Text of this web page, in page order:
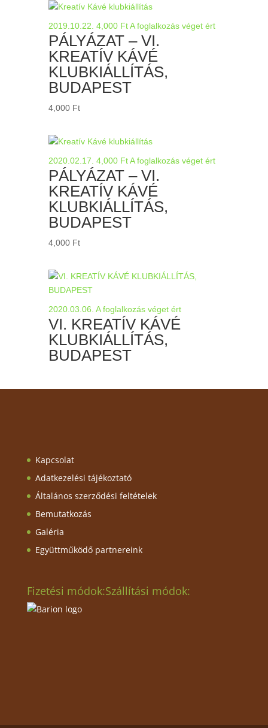
2019.10.22. 4,000 Ft A foglalkozás véget ért
PÁLYÁZAT – VI.
KREATÍV KÁVÉ
KLUBKIÁLLÍTÁS,
BUDAPEST
4,000 Ft
2020.02.17. 4,000 Ft A foglalkozás véget ért
PÁLYÁZAT – VI.
KREATÍV KÁVÉ
KLUBKIÁLLÍTÁS,
BUDAPEST
4,000 Ft
2020.03.06. A foglalkozás véget ért
VI. KREATÍV KÁVÉ
KLUBKIÁLLÍTÁS,
BUDAPEST
Kapcsolat
Adatkezelési tájékoztató
Általános szerződési feltételek
Bemutatkozás
Galéria
Együttműködő partnereink
Fizetési módok:Szállítási módok: